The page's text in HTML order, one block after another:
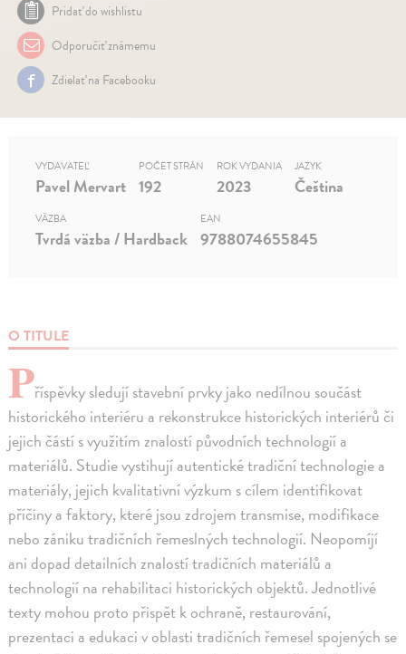
Pridať do wishlistu
Odporučiť známemu
Zdielať na Facebooku
O TITULE
Příspěvky sledují stavební prvky jako nedílnou součást
historického interiéru a rekonstrukce historických interiérů či
jejich částí s využitím znalostí původních technologií a
materiálů. Studie vystihují autentické tradiční technologie a
materiály, jejich kvalitativní výzkum s cílem identifikovat
příčiny a faktory, které jsou zdrojem transmise, modifikace
nebo zániku tradičních řemeslných technologií. Neopomíjí
ani dopad detailních znalostí tradičních materiálů a
technologií na rehabilitaci historických objektů. Jednotlivé
texty mohou proto přispět k ochraně, restaurování,
prezentaci a edukaci v oblasti tradičních řemesel spojených se
VYDAVATEĽ
Pavel Mervart
POČET STRÁN
192
ROK VYDANIA
2023
JAZYK
Čeština
VÄZBA
Tvrdá väzba / Hardback
EAN
9788074655845